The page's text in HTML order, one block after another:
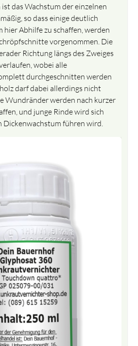
das Wachstum der einzelnen
so dass einige deutlich
hier Abhilfe zu schaffen, werden
vorgenommen. Die
Richtung längs des Zweiges
wobei alle
durchgeschnitten werden
darf dabei allerdings nicht
Wundränder werden nach kurzer
und junge Rinde wird sich
Dickenwachstum führen wird.